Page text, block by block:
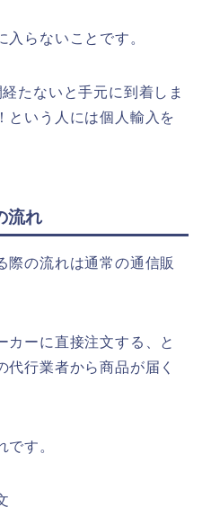
らないことです。
たないと手元に到着しま
という人には個人輸入を
流れ
際の流れは通常の通信販
カーに直接注文する、と
代行業者から商品が届く
す。